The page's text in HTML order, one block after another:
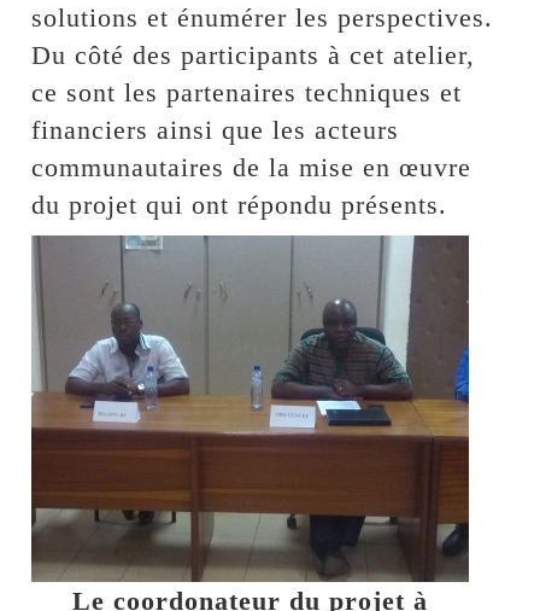
solutions et énumérer les perspectives.
Du côté des participants à cet atelier,
ce sont les partenaires techniques et
financiers ainsi que les acteurs
communautaires de la mise en œuvre
du projet qui ont répondu présents.
Le coordonateur du projet à